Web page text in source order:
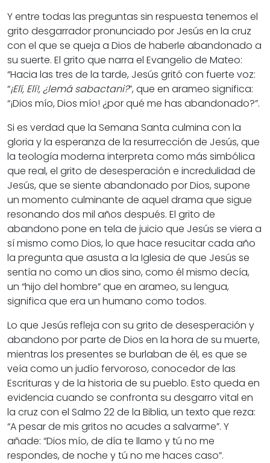
Y entre todas las preguntas sin respuesta tenemos el
grito desgarrador pronunciado por Jesús en la cruz
con el que se queja a Dios de haberle abandonado a
su suerte. El grito que narra el Evangelio de Mateo:
“Hacia las tres de la tarde, Jesús gritó con fuerte voz:
“¡Elí, Elí!, ¿lemá sabactani?”, que en arameo significa:
“¡Dios mío, Dios mío! ¿por qué me has abandonado?”.
Si es verdad que la Semana Santa culmina con la
gloria y la esperanza de la resurrección de Jesús, que
la teología moderna interpreta como más simbólica
que real, el grito de desesperación e incredulidad de
Jesús, que se siente abandonado por Dios, supone
un momento culminante de aquel drama que sigue
resonando dos mil años después. El grito de
abandono pone en tela de juicio que Jesús se viera a
sí mismo como Dios, lo que hace resucitar cada año
la pregunta que asusta a la Iglesia de que Jesús se
sentía no como un dios sino, como él mismo decía,
un “hijo del hombre” que en arameo, su lengua,
significa que era un humano como todos.
Lo que Jesús refleja con su grito de desesperación y
abandono por parte de Dios en la hora de su muerte,
mientras los presentes se burlaban de él, es que se
veía como un judío fervoroso, conocedor de las
Escrituras y de la historia de su pueblo. Esto queda en
evidencia cuando se confronta su desgarro vital en
la cruz con el Salmo 22 de la Biblia, un texto que reza:
“A pesar de mis gritos no acudes a salvarme”. Y
añade: “Dios mío, de día te llamo y tú no me
respondes, de noche y tú no me haces caso”.